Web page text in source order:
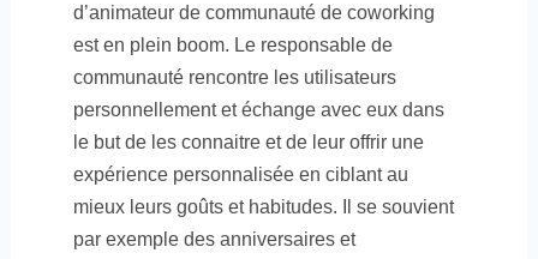
d’animateur de communauté de coworking
est en plein boom. Le responsable de
communauté rencontre les utilisateurs
personnellement et échange avec eux dans
le but de les connaitre et de leur offrir une
expérience personnalisée en ciblant au
mieux leurs goûts et habitudes. Il se souvient
par exemple des anniversaires et